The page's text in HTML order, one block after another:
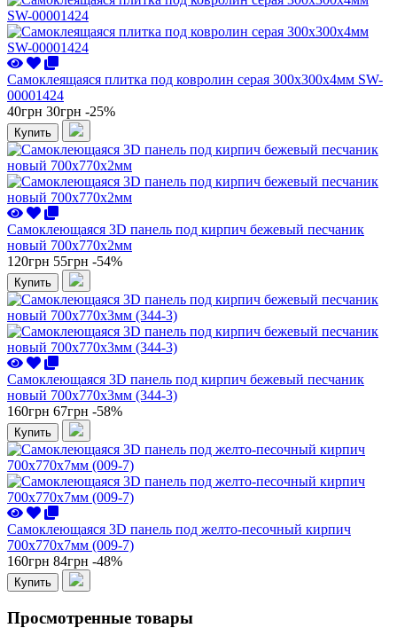
Самоклеящаяся плитка под ковролин серая 300х300х4мм SW-
00001424
40грн 30грн -25%
Купить
Самоклеющаяся 3D панель под кирпич бежевый песчаник
новый 700x770x2мм
120грн 55грн -54%
Купить
Самоклеющаяся 3D панель под кирпич бежевый песчаник
новый 700x770x3мм (344-3)
160грн 67грн -58%
Купить
Самоклеющаяся 3D панель под желто-песочный кирпич
700x770x7мм (009-7)
160грн 84грн -48%
Купить
Просмотренные товары